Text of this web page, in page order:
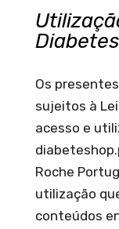
Os
sujeitos à
acesso e
Roche
utilização
conteúdos